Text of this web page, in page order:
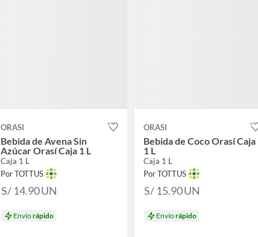
ORASI
Bebida de Avena Sin
Azúcar Orasí Caja 1 L
Caja 1 L
Por TOTTUS
S/ 14.90UN
Envíorápido
ORASI
Bebida de Coco Orasí Caja
1 L
Caja 1 L
Por TOTTUS
S/ 15.90UN
Envíorápido